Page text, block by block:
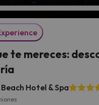
te mereces:
Hotel & Spa